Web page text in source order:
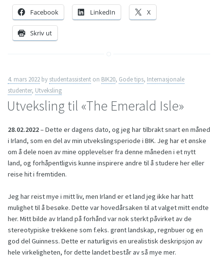
Facebook LinkedIn X
Skriv ut
4. mars 2022 by studentassistent on BIK20, Gode tips, Internasjonale
studenter, Utveksling
Utveksling til «The Emerald Isle»
28.02.2022– Dette er dagens dato, og jeg har tilbrakt snart en måned
i Irland, som en del av min utvekslingsperiode i BIK. Jeg har et ønske
om å dele noen av mine opplevelser fra denne måneden i et nytt
land, og forhåpentligvis kunne inspirere andre til å studere her eller
reise hit i fremtiden.
Jeg har reist mye i mitt liv, men Irland er et land jeg ikke har hatt
mulighet til å besøke. Dette var hovedårsaken til at valget mitt endte
her. Mitt bilde av Irland på forhånd var nok sterkt påvirket av de
stereotypiske trekkene som f.eks. grønt landskap, regnbuer og en
god del Guinness. Dette er naturligvis en urealistisk deskripsjon av
hele virkeligheten, for dette landet består av så mye mer.